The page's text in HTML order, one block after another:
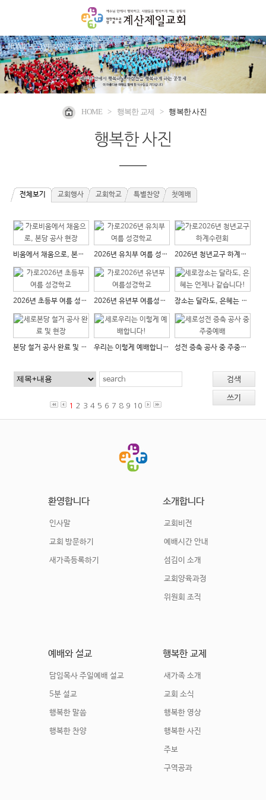
HOME 로그인 회원가입 사이트맵
HOME > 행복한 교제 > 행복한 사진
행복한 사진
전체보기 교회행사 교회학교 특별찬양 첫예배
비움에서 채움으로, 본당 공사... 2026년 유치부 여름 성경학... 2026년 청년교구 하계수련회
2026년 초등부 여름 성경학... 2026년 유년부 여름성경학교 장소는 달라도, 은혜는 언제나...
본당 철거 공사 완료 및 현장 우리는 이렇게 예배합니다! 성전 증축 공사 중 주중예배
검색
쓰기
1
2 3 4 5 6 7 8 9 10
환영합니다
인사말
교회 방문하기
새가족등록하기
소개합니다
교회비전
예배시간 안내
섬김이 소개
교회양육과정
위원회 조직
예배와 설교
담임목사 주일예배 설교
5분 설교
행복한 말씀
행복한 찬양
행복한 교제
새가족 소개
교회 소식
행복한 영상
행복한 사진
주보
구역공과